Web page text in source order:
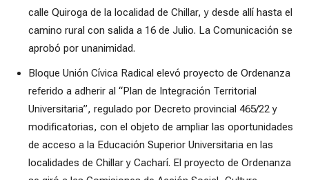
calle Quiroga de la localidad de Chillar, y desde allí hasta el
camino rural con salida a 16 de Julio. La Comunicación se
aprobó por unanimidad.
Bloque Unión Cívica Radical elevó proyecto de Ordenanza
referido a adherir al “Plan de Integración Territorial
Universitaria”, regulado por Decreto provincial 465/22 y
modificatorias, con el objeto de ampliar las oportunidades
de acceso a la Educación Superior Universitaria en las
localidades de Chillar y Cacharí. El proyecto de Ordenanza